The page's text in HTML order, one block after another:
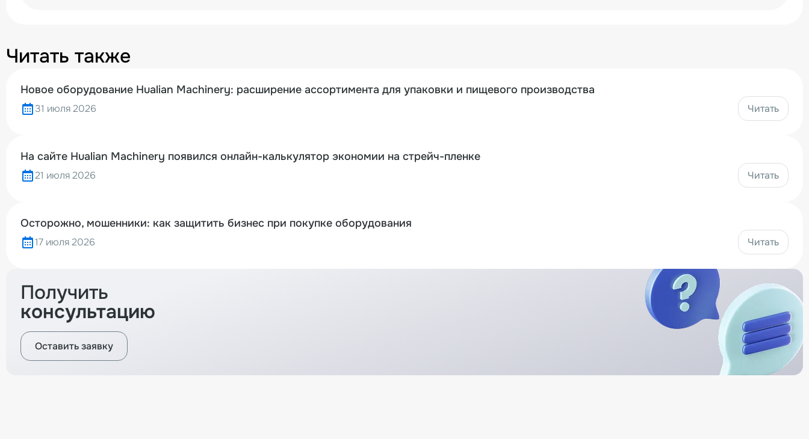
Вернуться назад
Читать также
Новое оборудование Hualian Machinery: расширение ассортимента для упаковки и пищевого производства
31 июля 2026 Читать
На сайте Hualian Machinery появился онлайн-калькулятор экономии на стрейч-пленке
21 июля 2026 Читать
Осторожно, мошенники: как защитить бизнес при покупке оборудования
17 июля 2026 Читать
Получить
консультацию
Оставить заявку